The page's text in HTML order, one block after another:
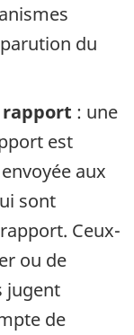
du
: une
est
aux
sont
Ceux-
ou de
jugent
de